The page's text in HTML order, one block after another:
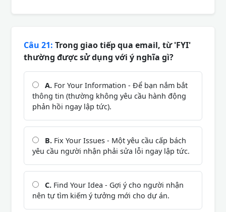
Câu 21: Trong giao tiếp qua email, từ 'FYI'
thường được sử dụng với ý nghĩa gì?
A. For Your Information - Để bạn nắm bắt
thông tin (thường không yêu cầu hành động
phản hồi ngay lập tức).
B. Fix Your Issues - Một yêu cầu cấp bách
yêu cầu người nhận phải sửa lỗi ngay lập tức.
C. Find Your Idea - Gợi ý cho người nhận
nên tự tìm kiếm ý tưởng mới cho dự án.